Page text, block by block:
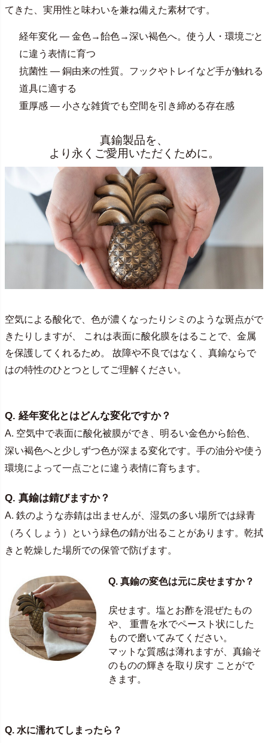
てきた、実用性と味わいを兼ね備えた素材です。
経年変化 — 金色→飴色→深い褐色へ。使う人・環境ごと
に違う表情に育つ
抗菌性 — 銅由来の性質。フックやトレイなど手が触れる
道具に適する
重厚感 — 小さな雑貨でも空間を引き締める存在感
真鍮製品を、
より永くご愛用いただくために。
空気による酸化で、色が濃くなったりシミのような斑点がで
きたりしますが、 これは表面に酸化膜をはることで、金属
を保護してくれるため。 故障や不良ではなく、真鍮ならで
はの特性のひとつとしてご理解ください。
Q. 経年変化とはどんな変化ですか？
A. 空気中で表面に酸化被膜ができ、明るい金色から飴色、
深い褐色へと少しずつ色が深まる変化です。手の油分や使う
環境によって一点ごとに違う表情に育ちます。
Q. 真鍮は錆びますか？
A. 鉄のような赤錆は出ませんが、湿気の多い場所では緑青
（ろくしょう）という緑色の錆が出ることがあります。乾拭
きと乾燥した場所での保管で防げます。
Q. 真鍮の変色は元に戻せますか？
戻せます。塩とお酢を混ぜたもの
や、 重曹を水でペースト状にした
もので磨いてみてください。
マットな質感は薄れますが、真鍮そ
のものの輝きを取り戻す ことがで
きます。
Q. 水に濡れてしまったら？